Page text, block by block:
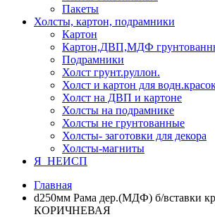
Пакеты
Холсты, картон, подрамники
Картон
Картон,ДВП,МДФ
Подрамники
Холст грунт.руллон.
Холст и картон для
Холст на ДВП и картоне
Холсты на подрамнике
Холсты не грунтованные
Холсты- заготовки для декора
Холсты-магниты
Я_НЕИСП
Главная
d250мм Рама дер.(МДФ) б/вставки
КОРИЧНЕВАЯ